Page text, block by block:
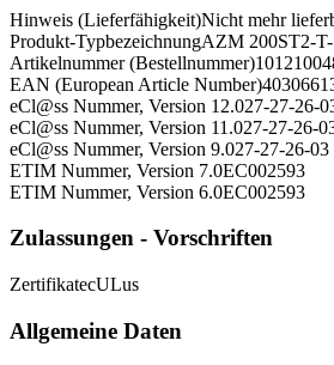
Hinweis (Lieferfähigkeit)Nicht mehr
Produkt-TypbezeichnungAZM 200ST2-
Artikelnummer (Bestellnummer)
EAN (European Article Number)
eCl@ss Nummer, Version 12.027-27-26-
eCl@ss Nummer, Version 11.027-27-26-
eCl@ss Nummer, Version 9.027-27-26-03
ETIM Nummer, Version 7.0EC002593
ETIM Nummer, Version 6.0EC002593
Zulassungen - Vorschriften
ZertifikatecULus
Allgemeine Daten